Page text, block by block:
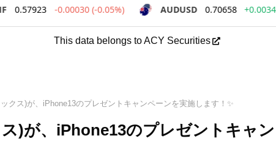
This data belongs to ACY Securities
クス)が、iPhone13のプレゼントキャンペーンを実施します！✨
)が、iPhone13のプレゼントキャン